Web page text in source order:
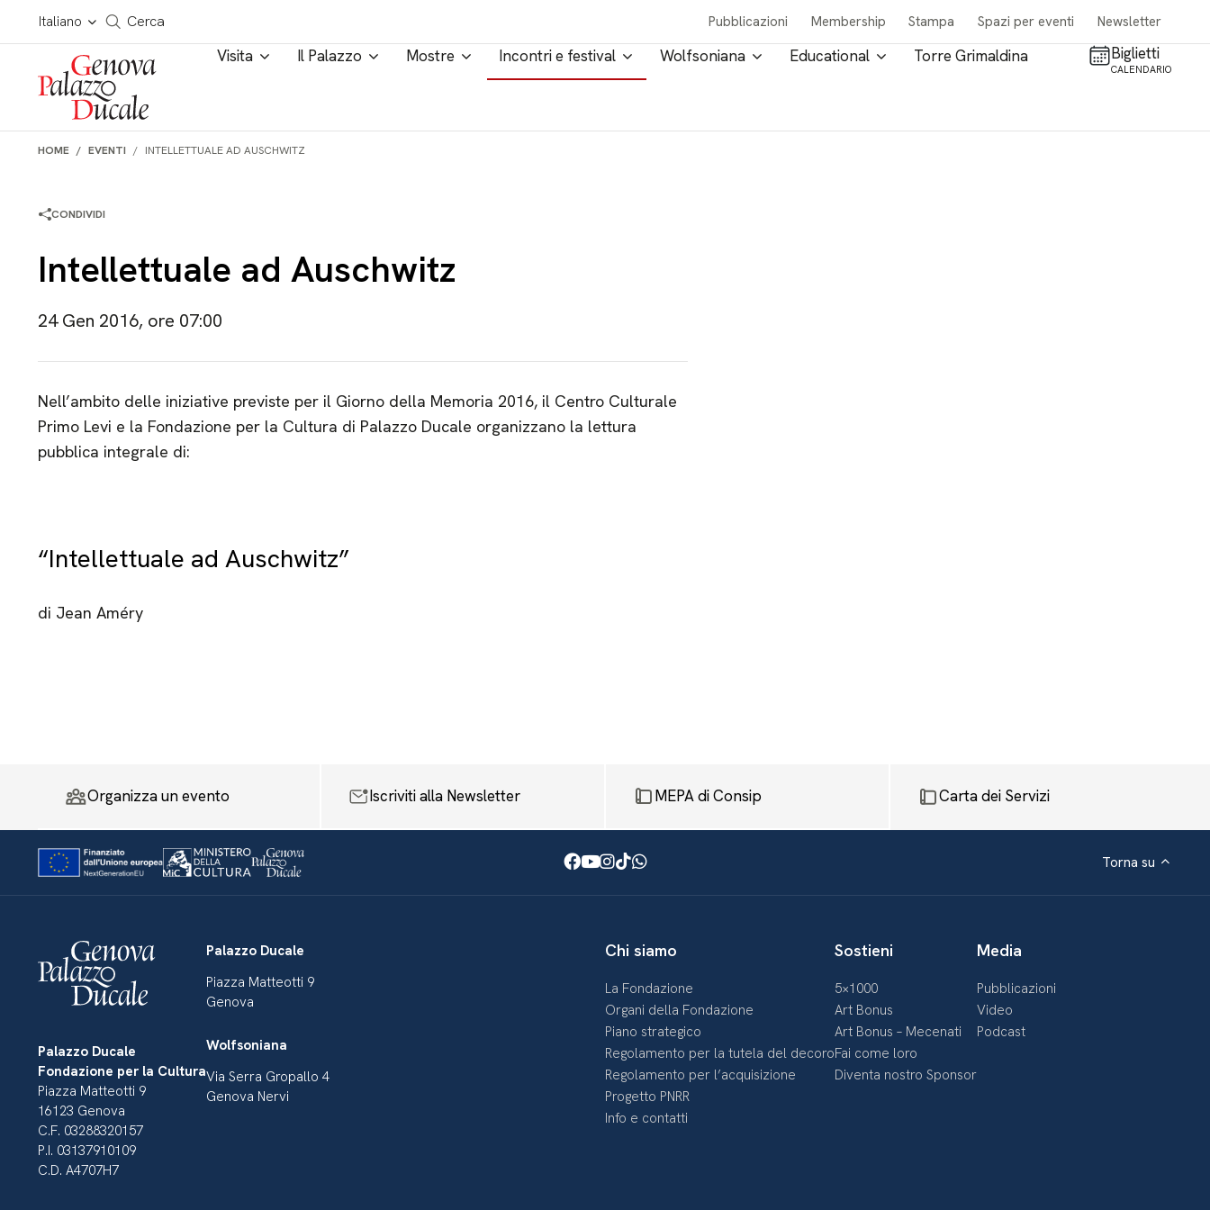
Salta al contenuto
Italiano
Cerca in tutto il sito
Cerca Pubblicazioni Membership Stampa Spazi per eventi Newsletter
Visita Il Palazzo Mostre Incontri e festival Wolfsoniana Educational Torre Grimaldina Biglietti
CALENDARIO
HOME EVENTI INTELLETTUALE AD AUSCHWITZ
CONDIVIDI
Intellettuale ad Auschwitz
24 Gen 2016, ore 07:00
Nell’ambito delle iniziative previste per il Giorno della Memoria 2016, il Centro Culturale
Primo Levi e la Fondazione per la Cultura di Palazzo Ducale organizzano la lettura
pubblica integrale di:
“Intellettuale ad Auschwitz”
di Jean Améry
Organizza un evento Iscriviti alla Newsletter MEPA di Consip Carta dei Servizi
Facebook
Youtube
Instagram
TikTok
WhatsApp Torna su
Palazzo Ducale
Fondazione per la Cultura
Piazza Matteotti 9
16123 Genova
C.F. 03288320157
P.I. 03137910109
C.D. A4707H7
Palazzo Ducale
Piazza Matteotti 9
Genova
Wolfsoniana
Via Serra Gropallo 4
Genova Nervi
Chi siamo
La Fondazione
Organi della Fondazione
Piano strategico
Regolamento per la tutela del decoro
Regolamento per l’acquisizione
Progetto PNRR
Info e contatti
Sostieni
5×1000
Art Bonus
Art Bonus – Mecenati
Fai come loro
Diventa nostro Sponsor
Media
Pubblicazioni
Video
Podcast